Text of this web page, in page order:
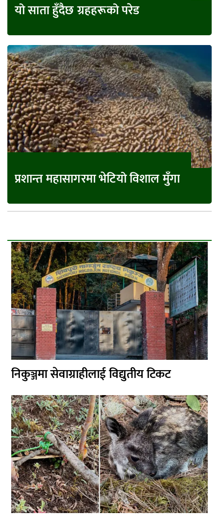
यो साता हुँदैछ ग्रहहरूको परेड
प्रशान्त महासागरमा भेटियो विशाल मुँगा
निकुञ्जमा सेवाग्राहीलाई विद्युतीय टिकट